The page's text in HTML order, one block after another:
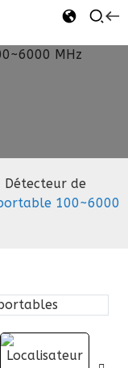
Détecteur de
100~6000